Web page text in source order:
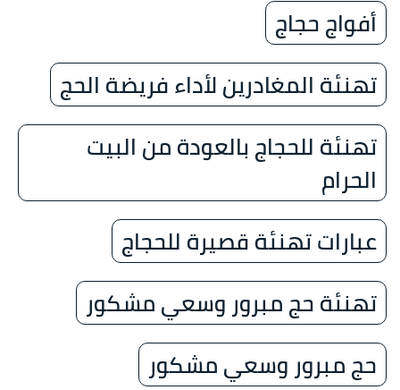
أفواج حجاج
تهنئة المغادرين لأداء فريضة الحج
تهنئة للحجاج بالعودة من البيت
الحرام
عبارات تهنئة قصيرة للحجاج
تهنئة حج مبرور وسعي مشكور
حج مبرور وسعي مشكور